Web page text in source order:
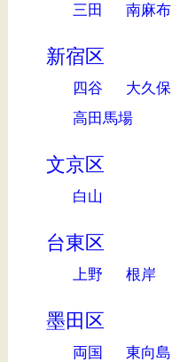
三田 南麻布
新宿区
四谷 大久保
高田馬場
文京区
白山
台東区
上野 根岸
墨田区
両国 東向島